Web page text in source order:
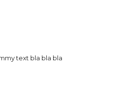
text bla bla bla